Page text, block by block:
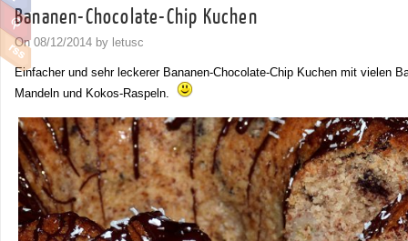
Bananen-Chocolate-Chip Kuchen
On 08/12/2014 by letusc
Einfacher und sehr leckerer Bananen-Chocolate-Chip Kuchen mit vielen
Mandeln und Kokos-Raspeln.